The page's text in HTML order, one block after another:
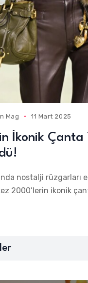
Mag 11 Mart 2025
İkonik Çanta
nostalji rüzgarları
2000’lerin ikonik